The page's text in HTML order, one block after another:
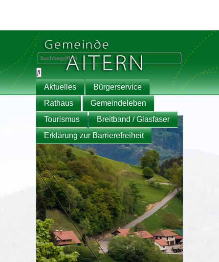
Aktuelles
Bürgerservice
Rathaus
Gemeindeleben
Tourismus
Breitband / Glasfaser
Erklärung zur Barrierefreiheit